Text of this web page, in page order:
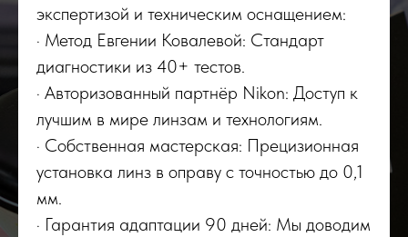
экспертизой и техническим оснащением:
· Метод Евгении Ковалевой: Стандарт
диагностики из 40+ тестов.
· Авторизованный партнёр Nikon: Доступ к
лучшим в мире линзам и технологиям.
· Собственная мастерская: Прецизионная
установка линз в оправу с точностью до 0,1
мм.
· Гарантия адаптации 90 дней: Мы доводим